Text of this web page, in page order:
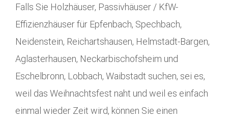
Falls Sie Holzhäuser, Passivhäuser / KfW-
Effizienzhäuser für Epfenbach, Spechbach,
Neidenstein, Reichartshausen, Helmstadt-Bargen,
Aglasterhausen, Neckarbischofsheim und
Eschelbronn, Lobbach, Waibstadt suchen, sei es,
weil das Weihnachtsfest naht und weil es einfach
einmal wieder Zeit wird, können Sie einen